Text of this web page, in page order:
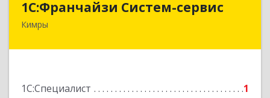
1С:Франчайзи Систем-сервис
Кимры
1С:Специалист 1